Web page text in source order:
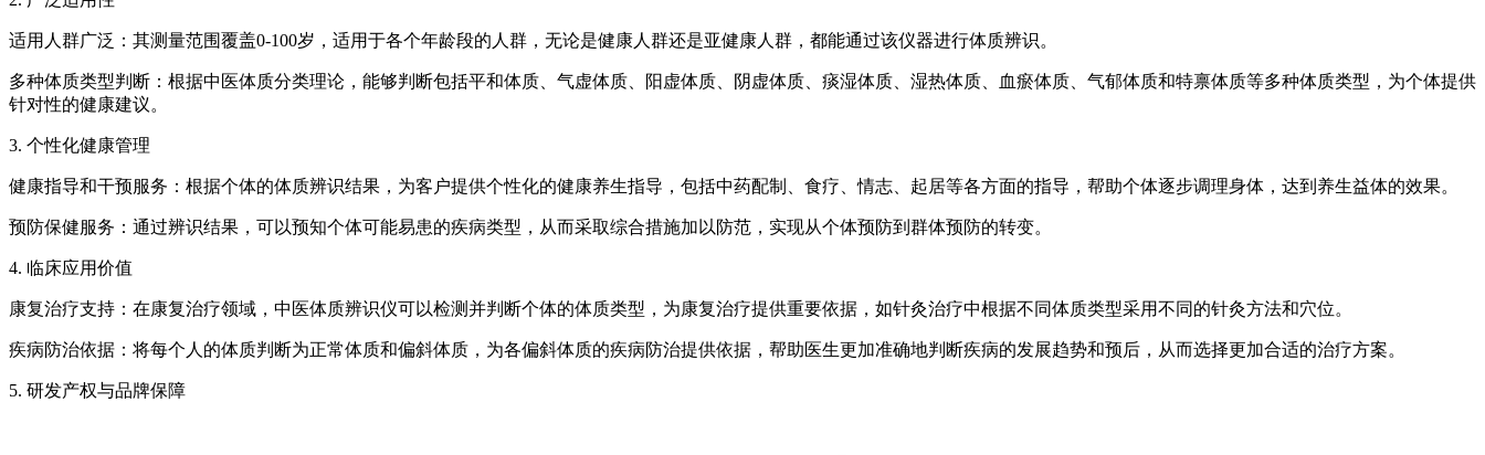
适用人群广泛：其测量范围覆盖0-100岁，适用于各个年龄段的人群，无论是健康人群还是亚健康人群，都能通过该仪器进行体质辨识。
多种体质类型判断：根据中医体质分类理论，能够判断包括平和体质、气虚体质、阳虚体质、阴虚体质、痰湿体质、湿热体质、血瘀体质、气郁体质和特禀体质等多种体质类型，为个体提供
针对性的健康建议。
3. 个性化健康管理
健康指导和干预服务：根据个体的体质辨识结果，为客户提供个性化的健康养生指导，包括中药配制、食疗、情志、起居等各方面的指导，帮助个体逐步调理身体，达到养生益体的效果。
预防保健服务：通过辨识结果，可以预知个体可能易患的疾病类型，从而采取综合措施加以防范，实现从个体预防到群体预防的转变。
4. 临床应用价值
康复治疗支持：在康复治疗领域，中医体质辨识仪可以检测并判断个体的体质类型，为康复治疗提供重要依据，如针灸治疗中根据不同体质类型采用不同的针灸方法和穴位。
疾病防治依据：将每个人的体质判断为正常体质和偏斜体质，为各偏斜体质的疾病防治提供依据，帮助医生更加准确地判断疾病的发展趋势和预后，从而选择更加合适的治疗方案。
5. 研发产权与品牌保障